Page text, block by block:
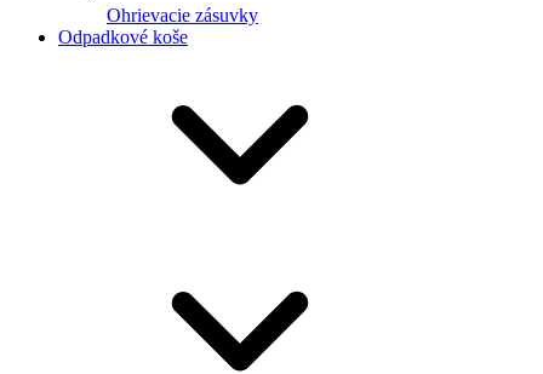
Ohrievacie zásuvky
Odpadkové koše